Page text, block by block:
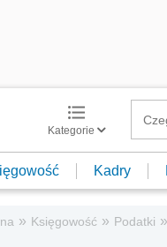
Kategorie
Kadry
» Księgowość » Podatki »